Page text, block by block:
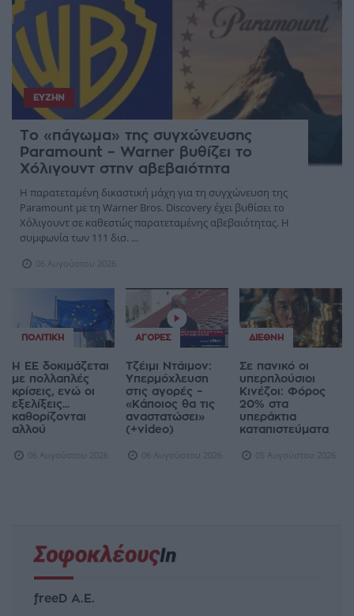
ΕΥΖΗΝ
Το «πάγωμα» της συγχώνευσης
Paramount – Warner βυθίζει το
Χόλιγουντ στην αβεβαιότητα
Η παρατεταμένη δικαστική μάχη για τη συγχώνευση της
Paramount με τη Warner Bros. Discovery έχει βυθίσει το
Χόλιγουντ σε καθεστώς παρατεταμένης αβεβαιότητας. Η
συμφωνία των 111 δισ. ...
06 Αυγούστου 2026
ΠΟΛΙΤΙΚΉ
Η ΕΕ δοκιμάζεται
με πολλαπλές
κρίσεις, ενώ οι
εξελίξεις...
καθορίζονται
αλλού
06 Αυγούστου 2026
ΑΓΟΡΈΣ
Τζέιμι Ντάιμον:
Υπερμόχλευση
στις αγορές –
«Κάποιος θα τις
αναστατώσει»
(+video)
06 Αυγούστου 2026
ΔΙΕΘΝΉ
Σε πανικό οι
υπερπλούσιοι
Κινέζοι: Φόρος
20% στα
υπεράκτια
καταπιστεύματα
05 Αυγούστου 2026